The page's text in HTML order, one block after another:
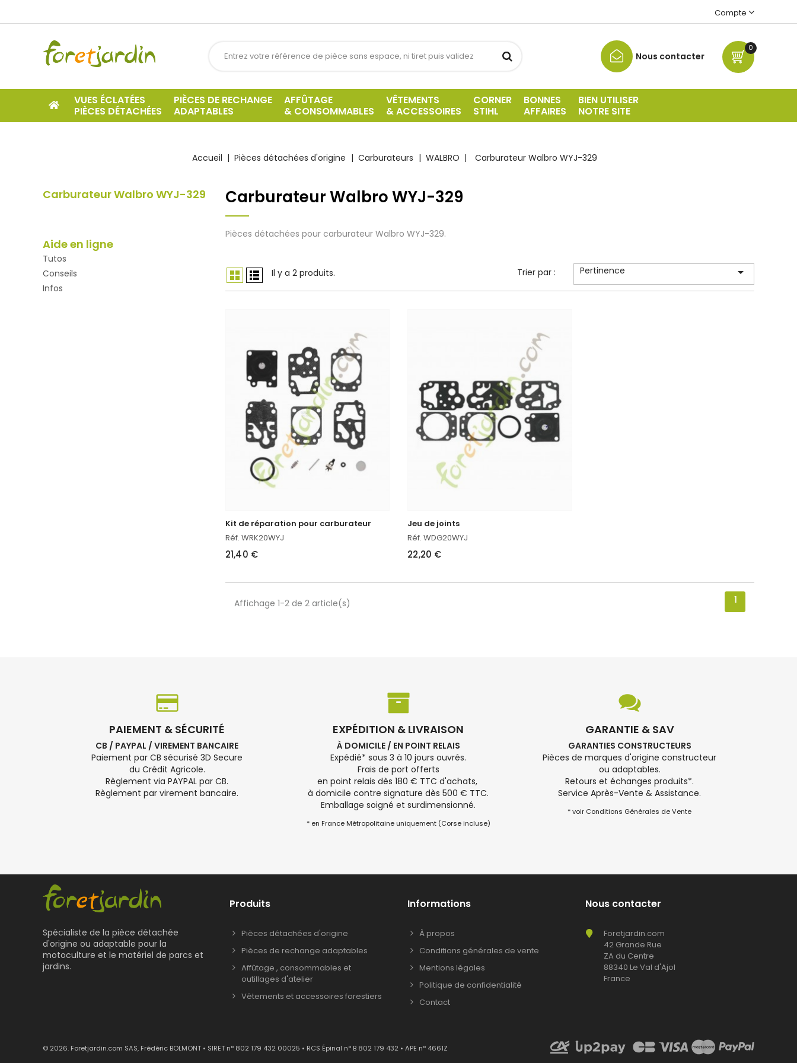
Compte
0
Nous contacter
VUES ÉCLATÉES
PIÈCES DÉTACHÉES
PIÈCES DE RECHANGE
ADAPTABLES
AFFÛTAGE
& CONSOMMABLES
VÊTEMENTS
& ACCESSOIRES
CORNER
STIHL
BONNES
AFFAIRES
BIEN UTILISER
NOTRE SITE
Accueil Pièces détachées d'origine Carburateurs WALBRO Carburateur Walbro WYJ-329
Carburateur Walbro WYJ-329
Aide en ligne
Tutos
Conseils
Infos
Carburateur Walbro WYJ-329
Pièces détachées pour carburateur Walbro WYJ-329.
Il y a 2 produits. Trier par : Pertinence 
Kit de réparation pour carburateur
Réf. WRK20WYJ
21,40 €
Jeu de joints
Réf. WDG20WYJ
22,20 €
Affichage 1-2 de 2 article(s) 1
PAIEMENT & SÉCURITÉ
CB / PAYPAL / VIREMENT BANCAIRE
Paiement par CB sécurisé 3D Secure
du Crédit Agricole.
Règlement via PAYPAL par CB.
Règlement par virement bancaire.
EXPÉDITION & LIVRAISON
À DOMICILE / EN POINT RELAIS
Expédié* sous 3 à 10 jours ouvrés.
Frais de port offerts
en point relais dès 180 € TTC d'achats,
à domicile contre signature dès 500 € TTC.
Emballage soigné et surdimensionné.
* en France Métropolitaine uniquement (Corse incluse)
GARANTIE & SAV
GARANTIES CONSTRUCTEURS
Pièces de marques d'origine constructeur
ou adaptables.
Retours et échanges produits*.
Service Après-Vente & Assistance.
* voir Conditions Générales de Vente
Spécialiste de la pièce détachée
d'origine ou adaptable pour la
motoculture et le matériel de parcs et
jardins.
Produits
Pièces détachées d'origine
Pièces de rechange adaptables
Affûtage , consommables et
outillages d'atelier
Vêtements et accessoires forestiers
Informations
À propos
Conditions générales de vente
Mentions légales
Politique de confidentialité
Contact
Nous contacter
Foretjardin.com
42 Grande Rue
ZA du Centre
88340 Le Val d'Ajol
France
© 2026. Foretjardin.com SAS, Frédéric BOLMONT • SIRET n° 802 179 432 00025 • RCS Épinal n° B 802 179 432 • APE n° 4661Z